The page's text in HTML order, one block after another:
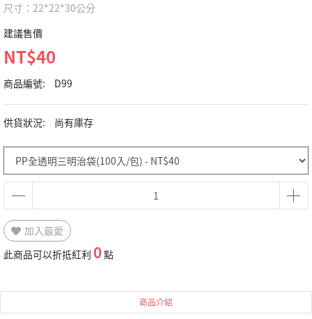
尺寸：22*22*30公分
建議售價
NT$40
商品編號: D99
供貨狀況: 尚有庫存
加入最愛
此商品可以折抵紅利 0點
商品介紹